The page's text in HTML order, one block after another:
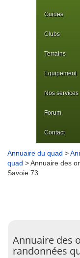
Guides
Clubs
Terrains
Equipement
Nos services
Forum
Contact
Annuaire du quad >
quad > Annuaire des
Savoie 73
Annuaire des
randonnées